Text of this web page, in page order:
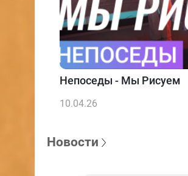
Непоседы - Мы Рисуем
10.04.26
Новости